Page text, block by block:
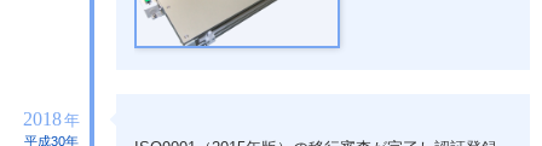
2018年
平成30年